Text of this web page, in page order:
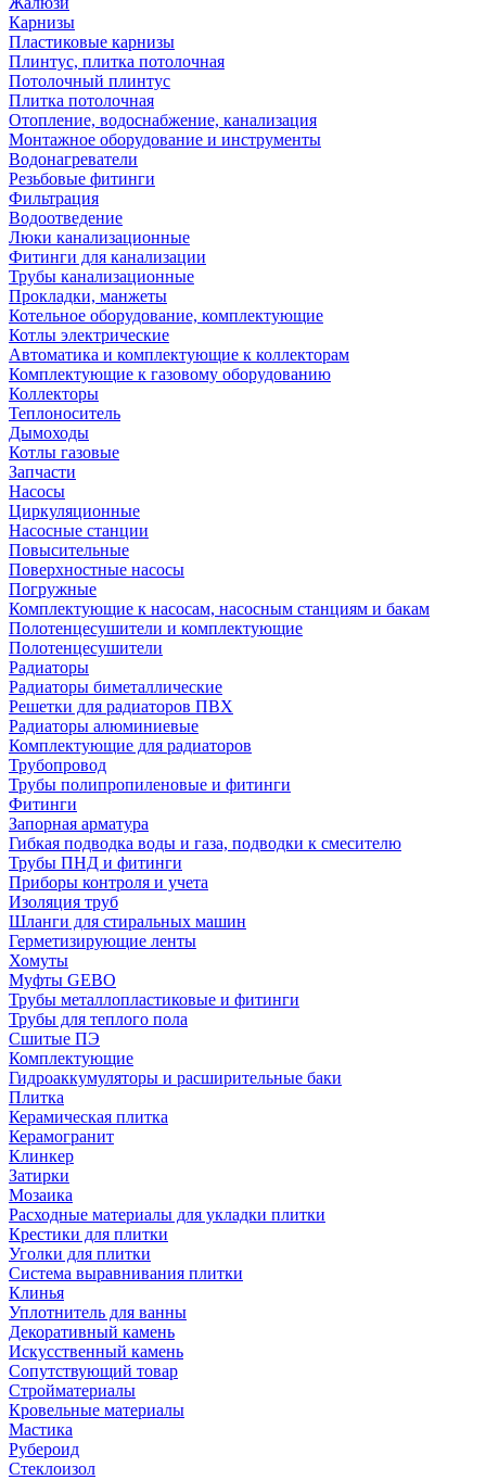
Карнизы
Пластиковые карнизы
Плинтус, плитка потолочная
Потолочный плинтус
Плитка потолочная
Отопление, водоснабжение, канализация
Монтажное оборудование и инструменты
Водонагреватели
Резьбовые фитинги
Фильтрация
Водоотведение
Люки канализационные
Фитинги для канализации
Трубы канализационные
Прокладки, манжеты
Котельное оборудование, комплектующие
Котлы электрические
Автоматика и комплектующие к коллекторам
Комплектующие к газовому оборудованию
Коллекторы
Теплоноситель
Дымоходы
Котлы газовые
Запчасти
Насосы
Циркуляционные
Насосные станции
Повысительные
Поверхностные насосы
Погружные
Комплектующие к насосам, насосным станциям и бакам
Полотенцесушители и комплектующие
Полотенцесушители
Радиаторы
Радиаторы биметаллические
Решетки для радиаторов ПВХ
Радиаторы алюминиевые
Комплектующие для радиаторов
Трубопровод
Трубы полипропиленовые и фитинги
Фитинги
Запорная арматура
Гибкая подводка воды и газа, подводки к смесителю
Трубы ПНД и фитинги
Приборы контроля и учета
Изоляция труб
Шланги для стиральных машин
Герметизирующие ленты
Хомуты
Муфты GEBO
Трубы металлопластиковые и фитинги
Трубы для теплого пола
Сшитые ПЭ
Комплектующие
Гидроаккумуляторы и расширительные баки
Плитка
Керамическая плитка
Керамогранит
Клинкер
Затирки
Мозаика
Расходные материалы для укладки плитки
Крестики для плитки
Уголки для плитки
Система выравнивания плитки
Клинья
Уплотнитель для ванны
Декоративный камень
Искусственный камень
Сопутствующий товар
Стройматериалы
Кровельные материалы
Мастика
Рубероид
Стеклоизол